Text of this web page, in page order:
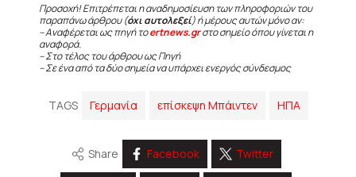
Προσοχή! Επιτρέπεται η αναδημοσίευση των πληροφοριών του
παραπάνω άρθρου (όχι αυτολεξεί) ή μέρους αυτών μόνο αν:
– Αναφέρεται ως πηγή τοertnews.grστο σημείο όπου γίνεται η
αναφορά.
– Στο τέλος του άρθρου ως Πηγή
– Σε ένα από τα δύο σημεία να υπάρχει ενεργός σύνδεσμος
TAGS Γερμανία επίσκεψη Μπάιντεν ΗΠΑ
Share Facebook Twitter